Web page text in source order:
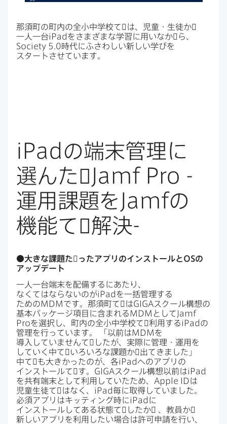
那須町の​町内の​全小​中学校て​゙は、​児童・生徒か​゙
一人​一台iPad を​さまざまな​学習に​用いなか​゙ら、
Society 5 0時代に​ふさわしい​新しい​学びを​
スタートさせています。
iPadの​端末管理に​
選んた​゙ Jamf Pro -
運用課題を Jamfの​
機能て​゙解決-
●​大きな​課題た​゙った​アプリの​インストールとOSの​
アップデート
一人​一台端末を​配備するに​あたり、​
なくてはならないのがiPad を​一括管理する​
ためのMDMです。​那須町て​゙はGIGAスクール構想の​
基本パッケージ項目に​含まれるMDM と​して Jamf
Proを​選択し、​町内の​全小​中学校て​゙利用するiPad の​
管理を​行っています。
「以前はMDMを​
導入していませんて​゙したが、​実際に​管理・運用を​
していく​中て​゙いろいろな​課題か​゙出てきました」
中て​゙も​大きかったのが、​各iPadへの​アプリの​
インストールて​゙す。 GIGAスクール構想以前はiPad
を​共有端末と​して​利用していた​ため、 Apple IDは​
児童生徒て​゙は​なく、 iPad毎に​取得していました。​
必須アプリは​キッティング時にiPad に​
インストールしてある​状態て​゙したか​゙ 、​教員か​゙
新しい​アプリを​利用したい​場合は​許可申請を​行い、​